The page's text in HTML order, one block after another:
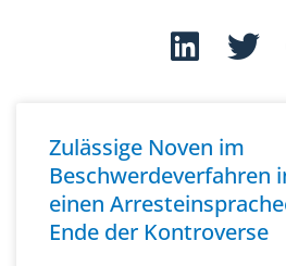
Zulässige Noven im
Beschwerdeverfahren
einen
Ende der Kontroverse